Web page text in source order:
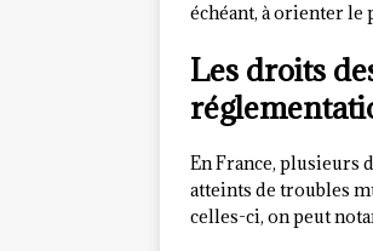
échéant, à orienter le
Les droits
En France, plusieurs
atteints de troubles
celles-ci, on peut